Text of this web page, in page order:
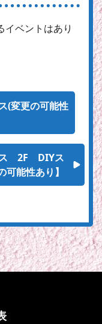
イベントはあり
(変更の可能性
ス 2F DIYス
能性あり】